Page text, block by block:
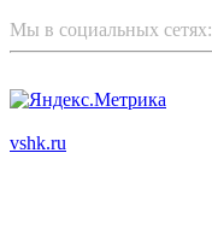
Мы в социальных сетях:
vshk.ru